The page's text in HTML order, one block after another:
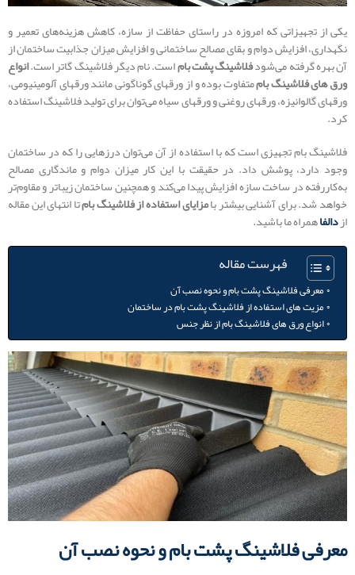
یکی از تجهیزاتی که امروزه در راستای حفاظت از سازه، کاهش هزینه‌های تعمیر و
نگهداری، افزایش دوام و بقای مصالح ساختمانی و افزایش میزان جذابیت ساختمان از
آن بهره گرفته می‌شودفلاشینگ پشت باماست. نام دیگر فلاشینگ گاتر است.انواع
ورق های فلاشینگ بام متفاوت بوده و از ورق‎های گوناگونی مانند ورق‎های آلومینیومی،
ورق‎های گالوانیزه، ورق‎های روغنی و ورق‎های سیاه می‌توان برای تولید فلاشینگ استفاده
کرد.
فلاشینگ بام تجهیزی است که با استفاده از آن می‌توان درزهایی را که در ساختمان
وجود دارد، پوشش داد. در حقیقت با این کار میزان دوام و ماندگاری مصالح
به‌کاررفته در ساخت سازه افزایش پیدا می‌کند و همچنین ساختمان زیباتر و مقاوم‌تر
خواهد شد. برای آشنایی بیشتر بامزایای استفاده از فلاشینگ بامتا انتهای این مقاله
ازدالفاهمراه ما باشید.
فهرست مقاله
معرفی فلاشینگ پشت بام و نحوه نصب آن
مزیت های استفاده از فلاشینگ پشت بام در ساختمان
انواع ورق های فلاشینگ بام از نظر جنس
معرفی فلاشینگ پشت بام و نحوه نصب آن